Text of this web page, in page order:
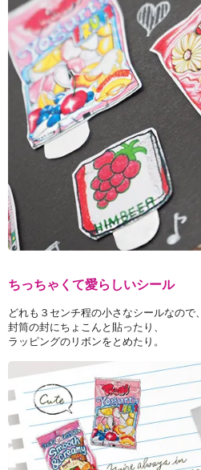
ちっちゃくて愛らしいシール
どれも３センチ程の小さなシールなので、
封筒の封にちょこんと貼ったり、
ラッピングのリボンをとめたり。